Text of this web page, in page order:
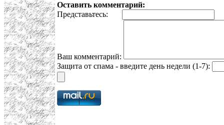
Оставить комментарий:
Представьтесь:
Ваш комментарий:
Защита от спама - введите день недели (1-7):